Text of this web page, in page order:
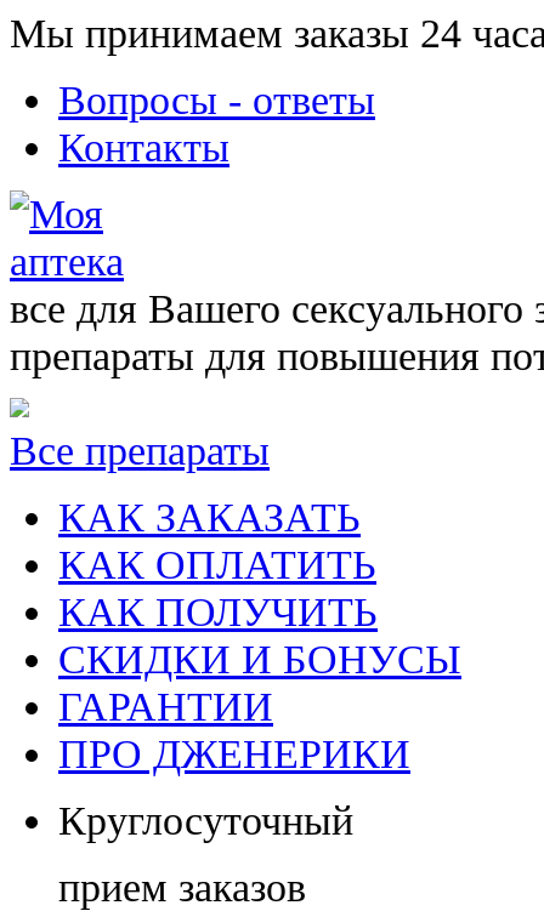
Мы принимаем заказы 24
Вопросы - ответы
Контакты
все для Вашего сексуального
препараты для повышения
Все препараты
КАК ЗАКАЗАТЬ
КАК ОПЛАТИТЬ
КАК ПОЛУЧИТЬ
СКИДКИ И БОНУСЫ
ГАРАНТИИ
ПРО ДЖЕНЕРИКИ
Круглосуточный
прием заказов